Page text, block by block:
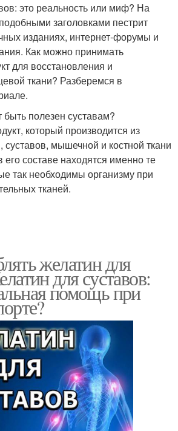
это реальность или миф? На
заголовками пестрит
изданиях, интернет-форумы и
Как можно принимать
для восстановления и
ткани? Разберемся в
полезен суставам?
который производится из
мышечной и костной ткани
составе находятся именно те
так необходимы организму при
тканей.
желатин для
для суставов:
помощь при